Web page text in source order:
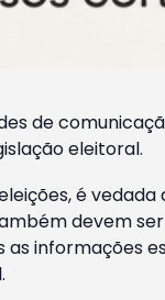
de
eleitoral.
é
devem
informações